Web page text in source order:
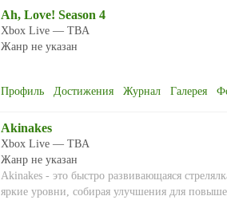
Ah, Love! Season 4
Xbox Live — TBA
Жанр не указан
Профиль Достижения Журнал Галерея
Akinakes
Xbox Live — TBA
Жанр не указан
Akinakes - это быстро развивающаяся
яркие уровни, собирая улучшения для